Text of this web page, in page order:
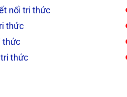
nối tri thức
thức
thức
thức